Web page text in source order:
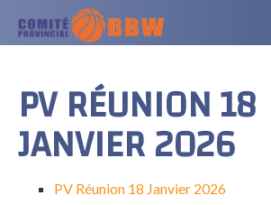
PV RÉUNION 18
JANVIER 2026
PV Réunion 18 Janvier 2026